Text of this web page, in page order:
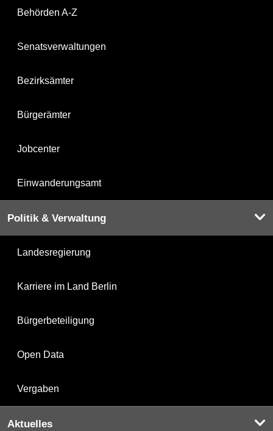
Behörden A-Z
Senatsverwaltungen
Bezirksämter
Bürgerämter
Jobcenter
Einwanderungsamt
Politik & Verwaltung
Landesregierung
Karriere im Land Berlin
Bürgerbeteiligung
Open Data
Vergaben
Aktuelles